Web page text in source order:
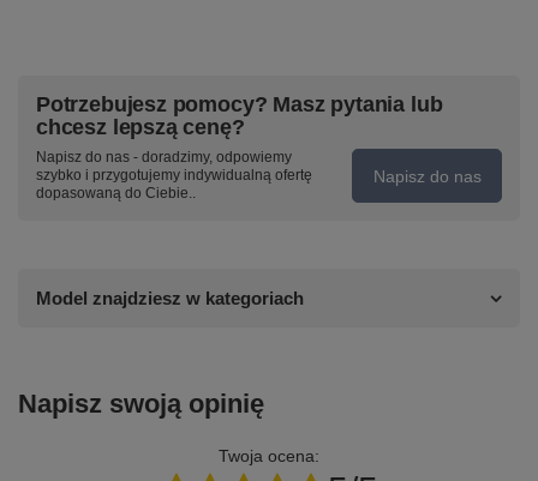
Potrzebujesz pomocy? Masz pytania lub
chcesz lepszą cenę?
Napisz do nas - doradzimy, odpowiemy
szybko i przygotujemy indywidualną ofertę
dopasowaną do Ciebie..
Napisz do nas
Model znajdziesz w kategoriach
Napisz swoją opinię
Twoja ocena: